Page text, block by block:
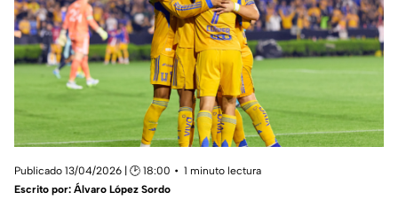
Publicado 13/04/2026 | 🕑 18:00
1 minuto lectura
Escrito por: Álvaro López Sordo